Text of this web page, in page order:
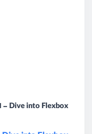
Dive into Flexbox – ابزار ها، طراحی و گردش کار توسط Greg Smith